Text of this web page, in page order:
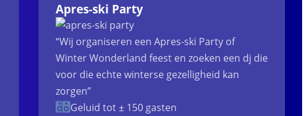
Apres-ski Party
“Wij organiseren een Apres-ski Party of
Winter Wonderland feest en zoeken een dj die
voor die echte winterse gezelligheid kan
zorgen”
Geluid tot ± 150 gasten